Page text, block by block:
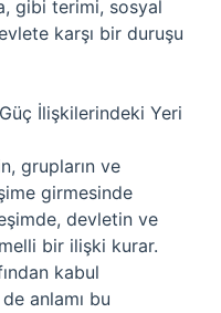
gibi terimi, sosyal
karşı bir duruşu
İlişkilerindeki Yeri
grupların ve
girmesinde
devletin ve
bir ilişki kurar.
kabul
anlamı bu